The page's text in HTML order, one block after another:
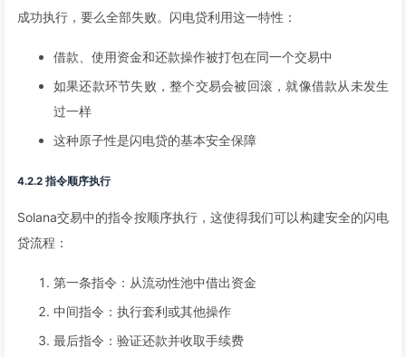
成功执行，要么全部失败。闪电贷利用这一特性：
借款、使用资金和还款操作被打包在同一个交易中
如果还款环节失败，整个交易会被回滚，就像借款从未发生
过一样
这种原子性是闪电贷的基本安全保障
4.2.2 指令顺序执行
Solana交易中的指令按顺序执行，这使得我们可以构建安全的闪电
贷流程：
第一条指令：从流动性池中借出资金
中间指令：执行套利或其他操作
最后指令：验证还款并收取手续费